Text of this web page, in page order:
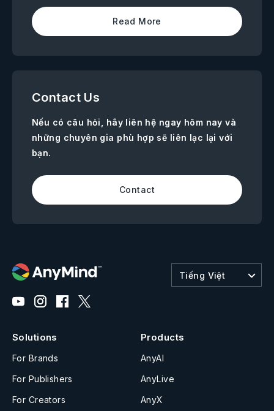
Read More
Contact Us
Nếu có câu hỏi, hãy liên hệ ngay hôm nay và
những chuyên gia phù hợp sẽ liên lạc lại với
bạn.
Contact
Tiếng Việt
Solutions
For Brands
For Publishers
For Creators
Products
AnyAI
AnyLive
AnyX